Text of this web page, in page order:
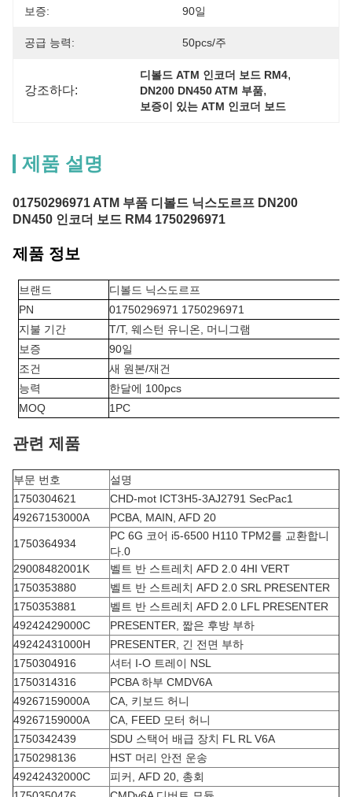
보증: 90일
공급 능력: 50pcs/주
강조하다:
디볼드 ATM 인코더 보드 RM4,
DN200 DN450 ATM 부품,
보증이 있는 ATM 인코더 보드
제품 설명
01750296971 ATM 부품 디볼드 닉스도르프 DN200
DN450 인코더 보드 RM4 1750296971
제품 정보
브랜드
디볼드 닉스도르프
PN
01750296971 1750296971
지불 기간
T/T, 웨스턴 유니온, 머니그램
보증
90일
조건
새 원본/재건
능력
한달에 100pcs
MOQ
1PC
관련 제품
부문 번호
설명
1750304621
CHD-mot ICT3H5-3AJ2791 SecPac1
49267153000A
PCBA, MAIN, AFD 20
1750364934
PC 6G 코어 i5-6500 H110 TPM2를 교환합니
다.0
29008482001K
벨트 반 스트레치 AFD 2.0 4HI VERT
1750353880
벨트 반 스트레치 AFD 2.0 SRL PRESENTER
1750353881
벨트 반 스트레치 AFD 2.0 LFL PRESENTER
49242429000C
PRESENTER, 짧은 후방 부하
49242431000H
PRESENTER, 긴 전면 부하
1750304916
셔터 I-O 트레이 NSL
1750314316
PCBA 하부 CMDV6A
49267159000A
CA, 키보드 허니
49267159000A
CA, FEED 모터 허니
1750342439
SDU 스택어 배급 장치 FL RL V6A
1750298136
HST 머리 안전 운송
49242432000C
피커, AFD 20, 총회